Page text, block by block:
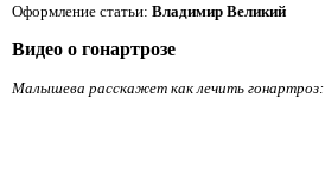
Оформление статьи: Владимир Великий
Видео о гонартрозе
Малышева расскажет как лечить гонартроз: